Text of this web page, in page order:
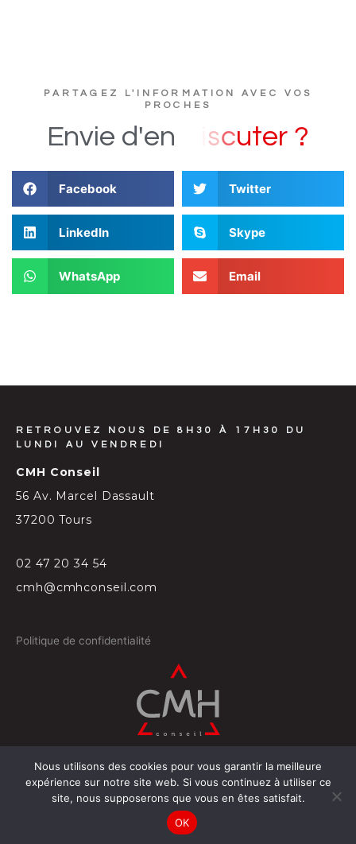
PARTAGEZ L'INFORMATION AVEC VOS
PROCHES
Envie d'en ter ?
Facebook Twitter
LinkedIn Skype
WhatsApp Email
RETROUVEZ NOUS DE 8H30 À 17H30 DU
LUNDI AU VENDREDI
CMH Conseil
56 Av. Marcel Dassault
37200 Tours
02 47 20 34 54
cmh@cmhconseil.com
Politique de confidentialité
© 2026 Conçu par Projectil-Sogepress à Tours
Nous utilisons des cookies pour vous garantir la meilleure
expérience sur notre site web. Si vous continuez à utiliser ce
site, nous supposerons que vous en êtes satisfait.
OK